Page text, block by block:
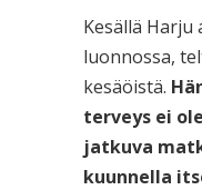
Kesällä Harju
luonnossa,
kesäöistä.
terveys ei
jatkuva
kuunnella